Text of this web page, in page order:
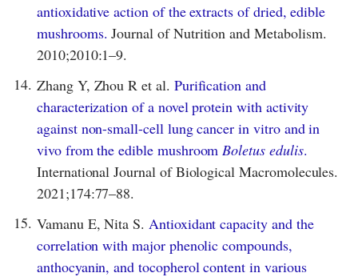
antioxidative action of the extracts of dried, edible
mushrooms. Journal of Nutrition and Metabolism.
2010;2010:1–9.
14. Zhang Y, Zhou R et al. Purification and
characterization of a novel protein with activity
against non-small-cell lung cancer in vitro and in
vivo from the edible mushroom Boletus edulis.
International Journal of Biological Macromolecules.
2021;174:77–88.
15. Vamanu E, Nita S. Antioxidant capacity and the
correlation with major phenolic compounds,
anthocyanin, and tocopherol content in various